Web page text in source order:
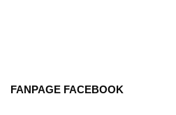
FANPAGE FACEBOOK